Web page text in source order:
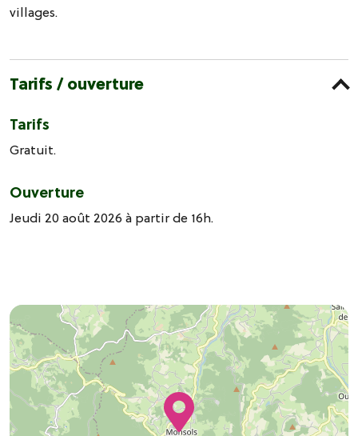
villages.
Tarifs / ouverture
Tarifs
Gratuit.
Ouverture
Jeudi 20 août 2026 à partir de 16h.